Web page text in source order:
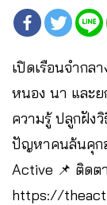
เปิดเรือนจำกล
หนอง นา และ
ความรู้ ปลูกฝัง
ปัญหาคนล้นคุก
Active 📌 ติดต
https://